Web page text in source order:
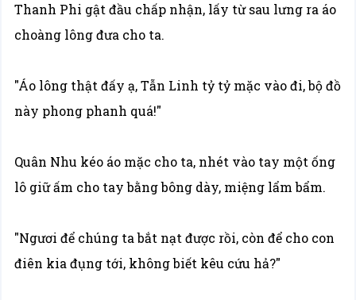
Thanh Phi gật đầu chấp nhận, lấy từ sau lưng ra áo
choàng lông đưa cho ta.
"Áo lông thật đấy ạ, Tẫn Linh tỷ tỷ mặc vào đi, bộ đồ
này phong phanh quá!"
Quân Nhu kéo áo mặc cho ta, nhét vào tay một ống
lô giữ ấm cho tay bằng bông dày, miệng lẩm bẩm.
"Ngươi để chúng ta bắt nạt được rồi, còn để cho con
điên kia đụng tới, không biết kêu cứu hả?"